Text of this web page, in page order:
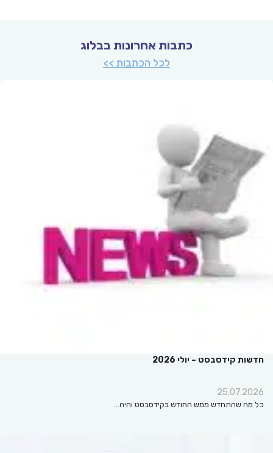
כתבות אחרונות בבלוג
לכל הכתבות >>
חדשות קידסבסט – יולי 2026
25.07.2026
כל מה שהתחדש ממש החודש בקידסבסט והיה…